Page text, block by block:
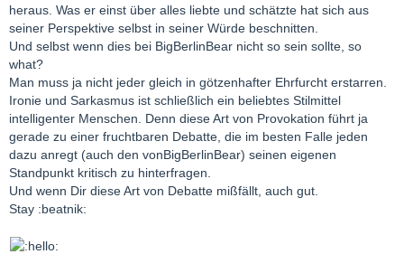
heraus. Was er einst über alles liebte und schätzte hat sich aus
seiner Perspektive selbst in seiner Würde beschnitten.
Und selbst wenn dies bei BigBerlinBear nicht so sein sollte, so
what?
Man muss ja nicht jeder gleich in götzenhafter Ehrfurcht erstarren.
Ironie und Sarkasmus ist schließlich ein beliebtes Stilmittel
intelligenter Menschen. Denn diese Art von Provokation führt ja
gerade zu einer fruchtbaren Debatte, die im besten Falle jeden
dazu anregt (auch den vonBigBerlinBear) seinen eigenen
Standpunkt kritisch zu hinterfragen.
Und wenn Dir diese Art von Debatte mißfällt, auch gut.
Stay :beatnik: